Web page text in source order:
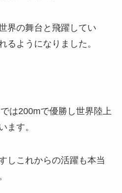
界の舞台と飛躍してい
るようになりました。
は200mで優勝し世界陸上
ます。
しこれからの活躍も本当